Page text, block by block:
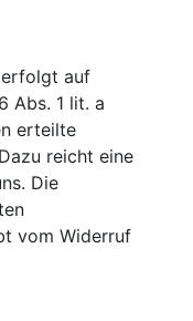
erfolgt auf
Abs. 1 lit. a
erteilte
reicht eine
Die
vom Widerruf